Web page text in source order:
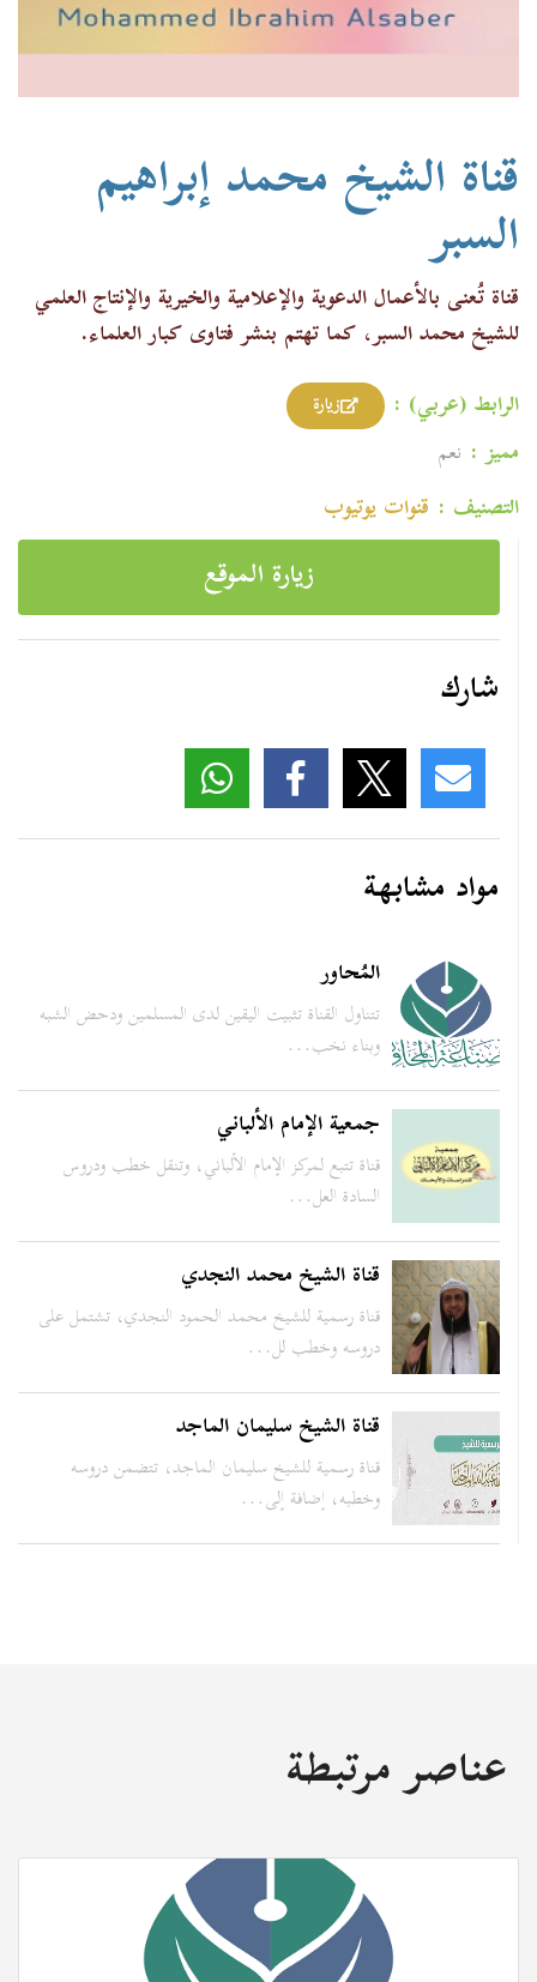
قناة الشيخ محمد إبراهيم
السبر
قناة تُعنى بالأعمال الدعوية والإعلامية والخيرية والإنتاج العلمي
للشيخ محمد السبر، كما تهتم بنشر فتاوى كبار العلماء.
الرابط (عربي) :
زيارة
مميز : نعم
التصنيف : قنوات یوتیوب
زيارة الموقع
شارك
مواد مشابهة
المُحاور
تتناول القناة تثبيت اليقين لدى المسلمين ودحض الشبه
وبناء نخب...
جمعية الإمام الألباني
قناة تتبع لمركز الإمام الألباني، وتنقل خطب ودروس
السادة العل...
قناة الشيخ محمد النجدي
قناة رسمية للشيخ محمد الحمود النجدي، تشتمل على
دروسه وخطب لل...
قناة الشيخ سليمان الماجد
قناة رسمية للشيخ سليمان الماجد، تتضمن دروسه
وخطبه، إضافة إلى...
عناصر مرتبطة